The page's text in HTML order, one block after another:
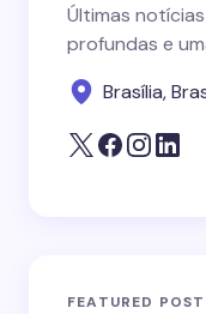
Últimas
profundas e
Brasília,
FEATURED